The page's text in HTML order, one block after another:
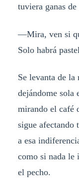
tuviera ganas
—Mira, ven si
Solo habrá
Se levanta de la
dejándome sola
mirando el café
sigue afectando
a esa
como si nada le
el pecho.